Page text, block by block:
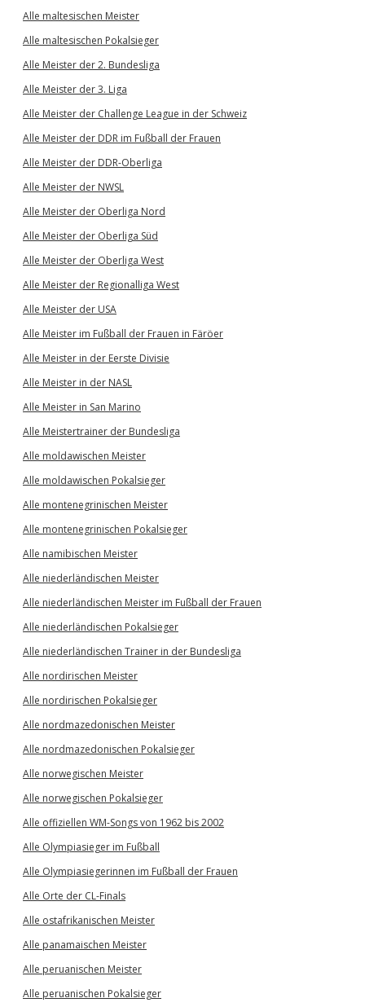
Alle maltesischen Meister
Alle maltesischen Pokalsieger
Alle Meister der 2. Bundesliga
Alle Meister der 3. Liga
Alle Meister der Challenge League in der Schweiz
Alle Meister der DDR im Fußball der Frauen
Alle Meister der DDR-Oberliga
Alle Meister der NWSL
Alle Meister der Oberliga Nord
Alle Meister der Oberliga Süd
Alle Meister der Oberliga West
Alle Meister der Regionalliga West
Alle Meister der USA
Alle Meister im Fußball der Frauen in Färöer
Alle Meister in der Eerste Divisie
Alle Meister in der NASL
Alle Meister in San Marino
Alle Meistertrainer der Bundesliga
Alle moldawischen Meister
Alle moldawischen Pokalsieger
Alle montenegrinischen Meister
Alle montenegrinischen Pokalsieger
Alle namibischen Meister
Alle niederländischen Meister
Alle niederländischen Meister im Fußball der Frauen
Alle niederländischen Pokalsieger
Alle niederländischen Trainer in der Bundesliga
Alle nordirischen Meister
Alle nordirischen Pokalsieger
Alle nordmazedonischen Meister
Alle nordmazedonischen Pokalsieger
Alle norwegischen Meister
Alle norwegischen Pokalsieger
Alle offiziellen WM-Songs von 1962 bis 2002
Alle Olympiasieger im Fußball
Alle Olympiasiegerinnen im Fußball der Frauen
Alle Orte der CL-Finals
Alle ostafrikanischen Meister
Alle panamaischen Meister
Alle peruanischen Meister
Alle peruanischen Pokalsieger